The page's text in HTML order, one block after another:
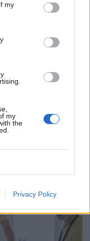
my
my
the
Privacy Policy
nem tűrik
nem
hőséggel szemben,
egészségének